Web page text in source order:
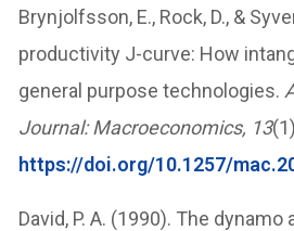
Brynjolfsson, E., Rock, D., &
productivity J-curve: How
general purpose technologies.
Journal: Macroeconomics, 13
https://doi.org/10.1257/
David, P. A. (1990). The